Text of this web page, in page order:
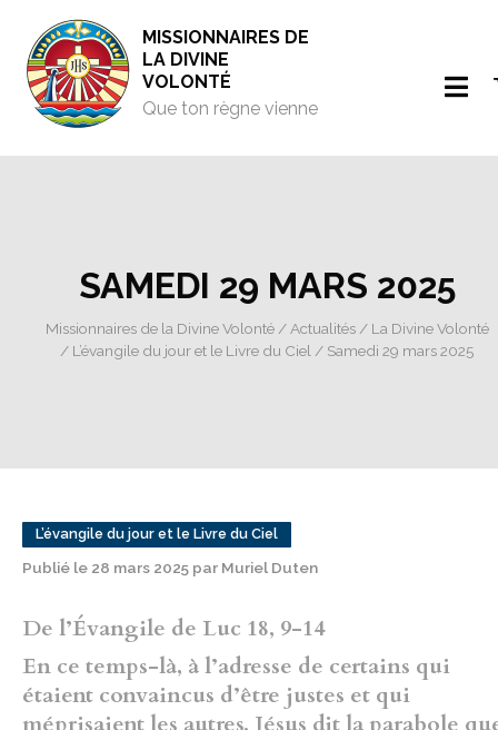
MISSIONNAIRES DE
LA DIVINE
VOLONTÉ
Que ton règne vienne
SAMEDI 29 MARS 2025
Missionnaires de la Divine Volonté/ Actualités/ La Divine Volonté
/ L’évangile du jour et le Livre du Ciel / Samedi 29 mars 2025
L’évangile du jour et le Livre du Ciel
Publié le 28 mars 2025 par Muriel Duten
De l’Évangile de Luc 18, 9-14
En ce temps-là, à l’adresse de certains qui
étaient convaincus d’être justes et qui
méprisaient les autres, Jésus dit la parabole